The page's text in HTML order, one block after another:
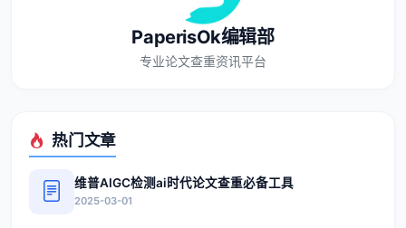
PaperisOk编辑部
专业论文查重资讯平台
热门文章
维普AIGC检测ai时代论文查重必备工具
2025-03-01